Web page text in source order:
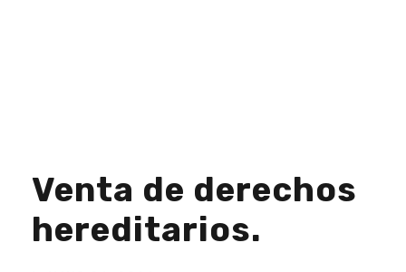
Venta de derechos
hereditarios.